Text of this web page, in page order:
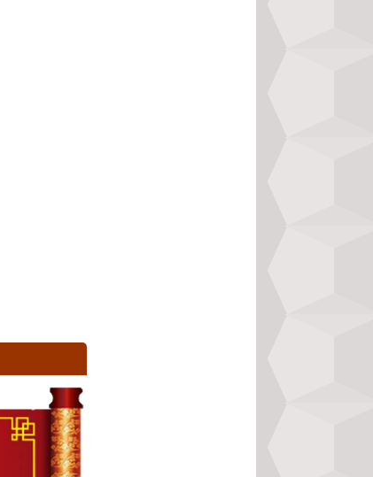
mục giác ngộ
tâm hồn tập 4